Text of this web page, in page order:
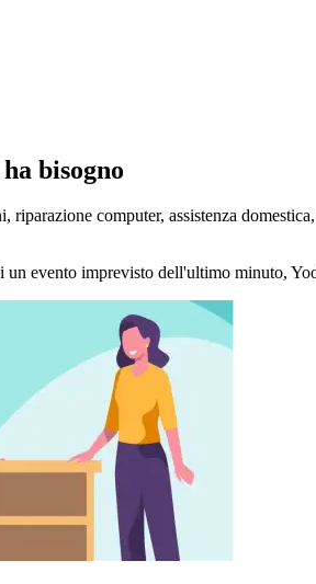
bisogno
computer, assistenza
evento imprevisto dell'ultimo minuto,